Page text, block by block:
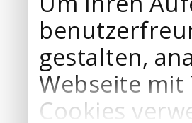
gestalten,
Webseite
Cookies